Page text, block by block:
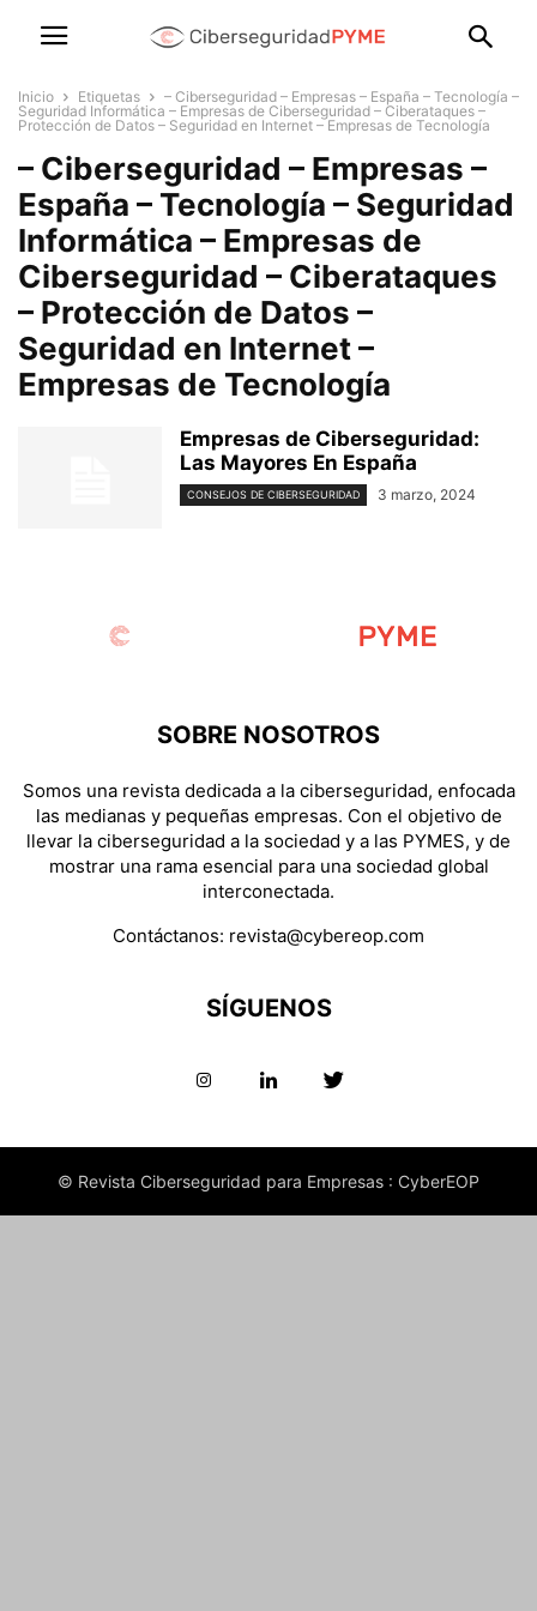
Inicio Etiquetas
– Ciberseguridad – Empresas – España – Tecnología –
Seguridad Informática – Empresas de Ciberseguridad – Ciberataques –
Protección de Datos – Seguridad en Internet – Empresas de Tecnología
– Ciberseguridad – Empresas –
España – Tecnología – Seguridad
Informática – Empresas de
Ciberseguridad – Ciberataques
– Protección de Datos –
Seguridad en Internet –
Empresas de Tecnología
Empresas de Ciberseguridad:
Las Mayores En España
CONSEJOS DE CIBERSEGURIDAD 3 marzo, 2024
SOBRE NOSOTROS
Somos una revista dedicada a la ciberseguridad, enfocada
las medianas y pequeñas empresas. Con el objetivo de
llevar la ciberseguridad a la sociedad y a las PYMES, y de
mostrar una rama esencial para una sociedad global
interconectada.
Contáctanos: revista@cybereop.com
SÍGUENOS
© Revista Ciberseguridad para Empresas : CyberEOP